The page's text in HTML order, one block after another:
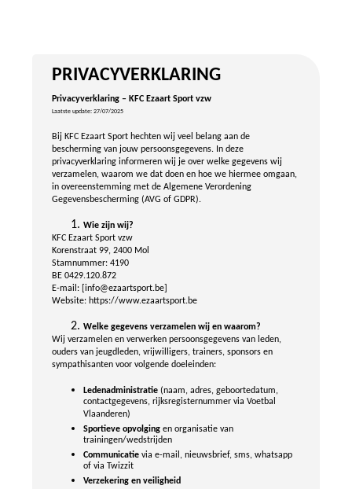
PRIVACYVERKLARING
Privacyverklaring – KFC Ezaart Sport vzw
Laatste update: 27/07/2025
Bij KFC Ezaart Sport hechten wij veel belang aan de
bescherming van jouw persoonsgegevens. In deze
privacyverklaring informeren wij je over welke gegevens wij
verzamelen, waarom we dat doen en hoe we hiermee omgaan,
in overeenstemming met de Algemene Verordening
Gegevensbescherming (AVG of GDPR).
Wie zijn wij?
KFC Ezaart Sport vzw
Korenstraat 99, 2400 Mol
Stamnummer: 4190
BE 0429.120.872
E-mail: [info@ezaartsport.be]
Website: https://www.ezaartsport.be
Welke gegevens verzamelen wij en waarom?
Wij verzamelen en verwerken persoonsgegevens van leden,
ouders van jeugdleden, vrijwilligers, trainers, sponsors en
sympathisanten voor volgende doeleinden:
Ledenadministratie (naam, adres, geboortedatum,
contactgegevens, rijksregisternummer via Voetbal
Vlaanderen)
Sportieve opvolging en organisatie van
trainingen/wedstrijden
Communicatie via e-mail, nieuwsbrief, sms, whatsapp
of via Twizzit
Verzekering en veiligheid